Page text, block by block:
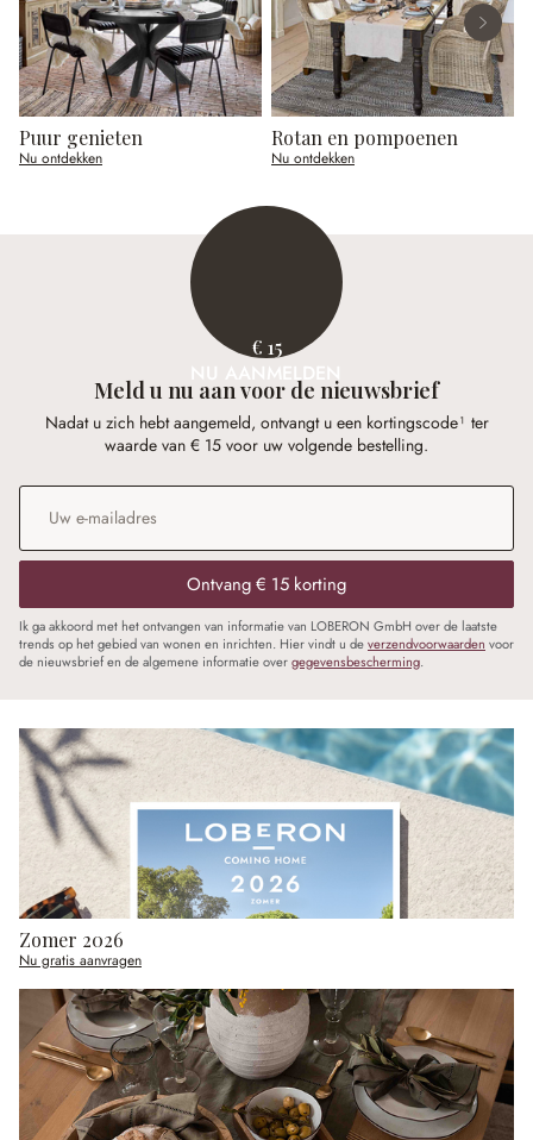
Puur genieten
Nu ontdekken
Rotan en pompoenen
Nu ontdekken
€ 15
NU AANMELDEN
Meld u nu aan voor de nieuwsbrief
Nadat u zich hebt aangemeld, ontvangt u een kortingscode¹ ter
waarde van € 15 voor uw volgende bestelling.
E-mailadres*
Ontvang € 15 korting
Ik ga akkoord met het ontvangen van informatie van LOBERON GmbH over de laatste
trends op het gebied van wonen en inrichten. Hier vindt u deverzendvoorwaarden voor
de nieuwsbrief en de algemene informatie overgegevensbescherming.
Zomer 2026
Nu gratis aanvragen